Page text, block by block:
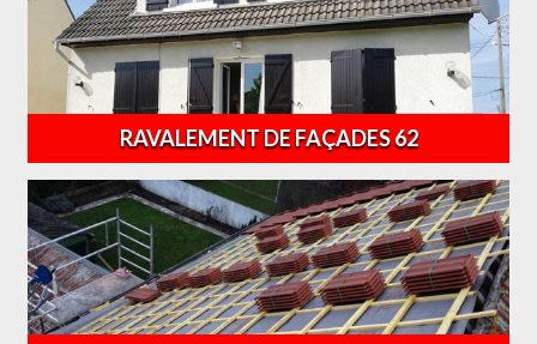
RAVALEMENT DE FAÇADES 62